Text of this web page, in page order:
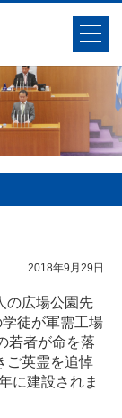
2018年9月29日
の広場公園先
徒が軍需工場
若者が命を落
ご英霊を追悼
に建設されま